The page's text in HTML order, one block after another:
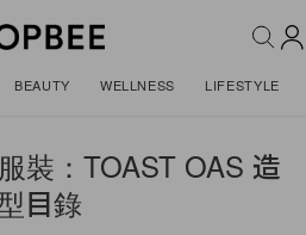
BEAUTY WELLNESS LIFESTYLE
裝：TOAST OAS 造
目錄